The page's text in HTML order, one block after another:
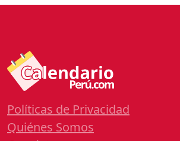
Políticas de Privacidad
Quiénes Somos